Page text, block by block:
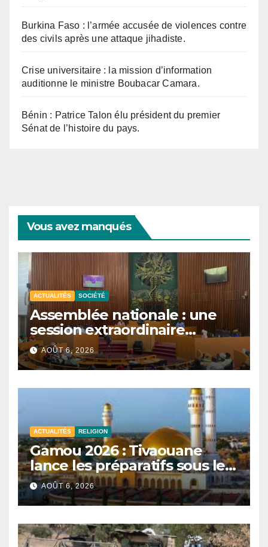
Burkina Faso : l’armée accusée de violences contre
des civils après une attaque jihadiste.
Crise universitaire : la mission d’information
auditionne le ministre Boubacar Camara.
Bénin : Patrice Talon élu président du premier
Sénat de l’histoire du pays.
Vous avez manqués
ACTUALITÉS SOCIÉTÉ
Assemblée nationale : une
session extraordinaire
convoquée le 10 août avec
plusieurs commissions
d’enquête à l’ordre du jour.
AOÛT 6, 2026
ACTUALITÉS RELIGION
Gamou 2026 : Tivaouane
lance les préparatifs sous le
signe de l’unité et du Tawhid.
AOÛT 6, 2026